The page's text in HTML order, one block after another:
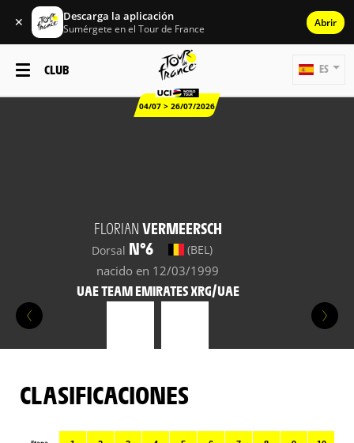
✕ Descarga la aplicación
Sumérgete en el Tour de France Abrir
CLUB
04/07 > 26/07/2026
ES
FLORIAN VERMEERSCH
Dorsal N°6 (BEL)
nacido en 12/03/1999
UAE TEAM EMIRATES XRG/UAE
CLASIFICACIONES